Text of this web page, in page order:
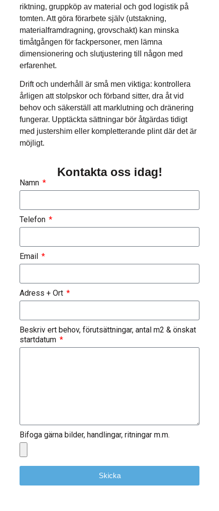
riktning, gruppköp av material och god logistik på
tomten. Att göra förarbete själv (utstakning,
materialframdragning, grovschakt) kan minska
timåtgången för fackpersoner, men lämna
dimensionering och slutjustering till någon med
erfarenhet.
Drift och underhåll är små men viktiga: kontrollera
årligen att stolpskor och förband sitter, dra åt vid
behov och säkerställ att marklutning och dränering
fungerar. Upptäckta sättningar bör åtgärdas tidigt
med justershim eller kompletterande plint där det är
möjligt.
Kontakta oss idag!
Namn
Telefon
Email
Adress + Ort
Beskriv ert behov, förutsättningar, antal m2 & önskat
startdatum
Bifoga gärna bilder, handlingar, ritningar m.m.
Skicka